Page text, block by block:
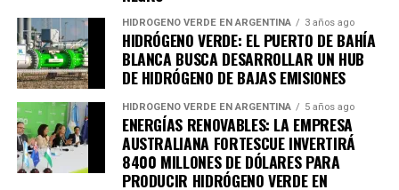
Es inevitable que los inversores busquen una
rentabilidad mucho más alta para asumir el riesgo
argentino o estén esperando que se den las condiciones
necesarias para invertir. Va a ser muy raro que alguien
quiera invertir si no le pueden decir si va a poder sacar
los dividendos y los dólares que entró.
-¿Pero el giro de utilidades no está resuelto y
ustedes como compañía siguen invirtiendo?
HIDRÓGENO VERDE EN ARGENTINA 3 años ago
HIDRÓGENO VERDE: EL PUERTO DE BAHÍA
BLANCA BUSCA DESARROLLAR UN HUB
DE HIDRÓGENO DE BAJAS EMISIONES
HIDRÓGENO VERDE EN ARGENTINA 5 años ago
ENERGÍAS RENOVABLES: LA EMPRESA
AUSTRALIANA FORTESCUE INVERTIRÁ
8400 MILLONES DE DÓLARES PARA
PRODUCIR HIDRÓGENO VERDE EN